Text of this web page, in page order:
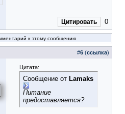
Цитировать 0
к этому сообщению
#6 (ссылка)
Цитата:
Сообщение от Lamaks
Питание
предоставляется?